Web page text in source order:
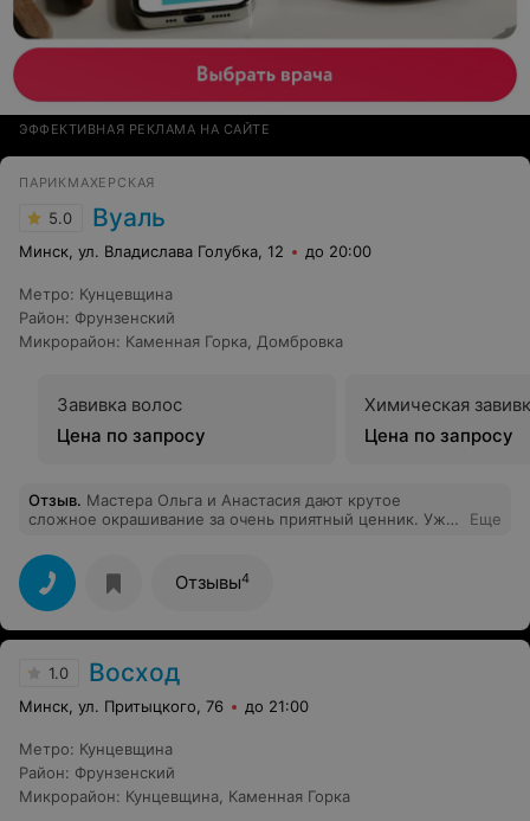
ЭФФЕКТИВНАЯ РЕКЛАМА НА САЙТЕ
ПАРИКМАХЕРСКАЯ
5.0 Вуаль
Минск, ул. Владислава Голубка, 12 до 20:00
Метро: Кунцевщина
Район: Фрунзенский
Микрорайон: Каменная Горка, Домбровка
Завивка волос
Цена по запросу
Химическая
Цена по запросу
Отзыв. Мастера Ольга и Анастасия дают крутое
сложное окрашивание за очень приятный ценник. Уже
Еще
Отзывы4
1.0 Восход
Минск, ул. Притыцкого, 76 до 21:00
Метро: Кунцевщина
Район: Фрунзенский
Микрорайон: Кунцевщина, Каменная Горка